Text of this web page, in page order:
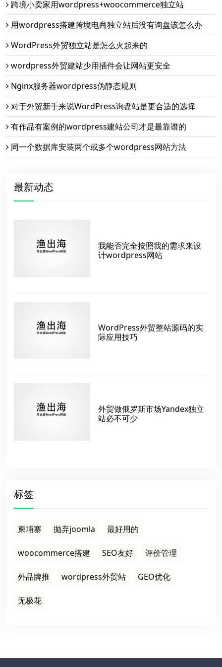
跨境小卖家用wordpress+woocommerce独立站
用wordpress搭建跨境电商独立站后没有询盘该怎么办
WordPress外贸独立站是怎么火起来的
wordpress外贸建站少用插件会让网站更安全
Nginx服务器wordpress伪静态规则
对于外贸新手来说WordPress询盘站是更合适的选择
有作品有案例的wordpress建站公司才是最靠谱的
同一个数据库安装两个或多个wordpress网站方法
最新动态
我能否完全按照我的需求来设
计wordpress网站
WordPress外贸整站源码的实
际应用技巧
外贸做俄罗斯市场Yandex独立
站必不可少
标签
柬埔寨 抛弃joomla 最好用的
woocommerce搭建 SEO友好 评价管理
外品牌推 wordpress外贸站 GEO优化
无极花